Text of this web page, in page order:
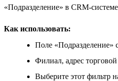
«Подразделение» в CRM-
Как использовать:
Поле «Подразделение»
Филиал, адрес
Выберите этот фильтр